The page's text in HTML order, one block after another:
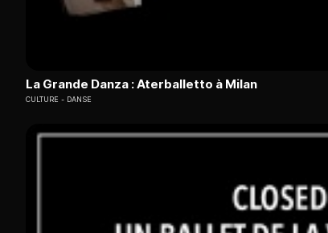
La Grande Danza : Aterballetto à Milan
CULTURE DANSE